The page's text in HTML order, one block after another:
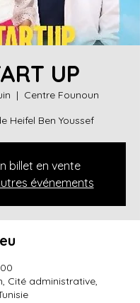
UP
  |
Centre Founoun
Heifel Ben Youssef
billet en vente
événements
Cité administrative,